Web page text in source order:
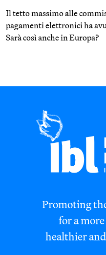
Il tetto massimo alle
pagamenti elettronici ha
Sarà così anche in Europa?
Promoting
for a
healthier